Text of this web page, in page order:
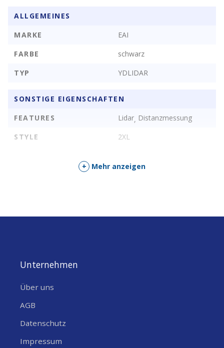
ALLGEMEINES
MARKE
EAI
FARBE
schwarz
TYP
YDLIDAR
SONSTIGE EIGENSCHAFTEN
FEATURES
Lidar, Distanzmessung
STYLE
2XL
+ Mehr anzeigen
Unternehmen
Über uns
AGB
Datenschutz
Impressum